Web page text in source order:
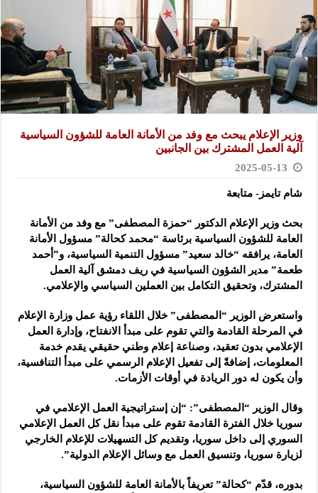
وزير الإعلام يبحث مع وفد من الأمانة العامة للشؤون السياسية
آلية العمل المشترك بين الجانبين
2025-05-13
شام تايمز- متابعة
بحث وزير الإعلام الدكتور “حمزة المصطفى” مع وفد من الأمانة
العامة للشؤون السياسية برئاسة “محمد كحالة” مسؤول الأمانة
العامة، يرافقه “خالد سعيد” مسؤول التنمية السياسية، و”أحمد
طعمة” مدير الشؤون السياسية في ريف دمشق آلية العمل
المشترك، وتحقيق التكامل بين العملين ‏السياسي والإعلامي‏.‏
واستعرض الوزير “المصطفى” خلال اللقاء رؤية عمل وزارة الإعلام
في المرحلة القادمة والتي تقوم على مبدأ الانفتاح، وإدارة العمل
الإعلامي بدون تعقيد، وصناعة إعلام وطني حقيقي يقدم خدمة
المعلومات، إضافةً إلى تفعيل الإعلام الرسمي على مبدأ التنافسية،
وأن يكون له دور الريادة في أوقات الأزمات.
وقال الوزير “المصطفى”: “إن إستراتيجية العمل الإعلامي في
سوريا خلال الفترة القادمة تقوم على مبدأ نقل كل العمل الإعلامي
السوري إلى داخل سوريا، وتقديم كل التسهيلات للإعلام الخارجي
لزيارة سوريا، وتنسيق العمل مع وسائل الإعلام الدولية”.
بدوره، قدّم “كحالة” تعريفاً بالأمانة العامة للشؤون السياسية،